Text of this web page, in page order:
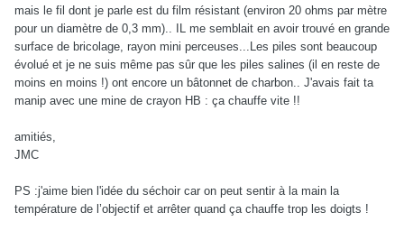
mais le fil dont je parle est du film résistant (environ 20 ohms par mètre
pour un diamètre de 0,3 mm).. IL me semblait en avoir trouvé en grande
surface de bricolage, rayon mini perceuses...Les piles sont beaucoup
évolué et je ne suis même pas sûr que les piles salines (il en reste de
moins en moins !) ont encore un bâtonnet de charbon.. J'avais fait ta
manip avec une mine de crayon HB : ça chauffe vite !!
amitiés,
JMC
PS :j'aime bien l'idée du séchoir car on peut sentir à la main la
température de l’objectif et arrêter quand ça chauffe trop les doigts !